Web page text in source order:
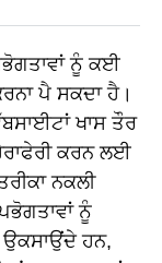
ਨੂੰ ਕਈ
ਪੈ ਸਕਦਾ ਹੈ।
ਖਾਸ ਤੌਰ
ਕਰਨ ਲਈ
ਨਕਲੀ
ਨੂੰ
ਹਨ,